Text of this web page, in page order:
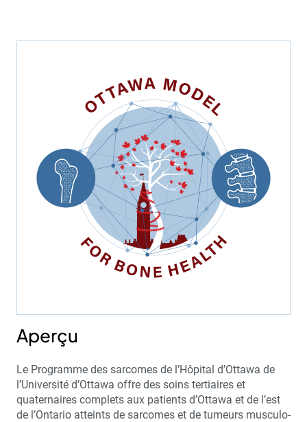
Aperçu
Le Programme des sarcomes de l’Hôpital d’Ottawa de
l’Université d’Ottawa offre des soins tertiaires et
quaternaires complets aux patients d’Ottawa et de l’est
de l’Ontario atteints de sarcomes et de tumeurs musculo-